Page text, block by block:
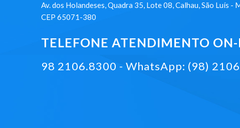
Av. dos Holandeses, Quadra 35, Lote 08, Calhau, São Luís -
CEP 65071-380
TELEFONE ATENDIMENTO
98 2106.8300 - WhatsApp: (98)